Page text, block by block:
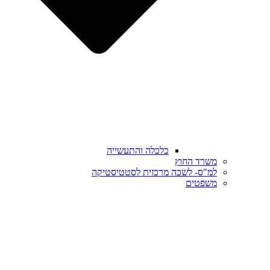
כלכלה והתעשייה
משרד החוץ
למ"ס- לשכה מרכזית לסטטיסטיקה
משפטים